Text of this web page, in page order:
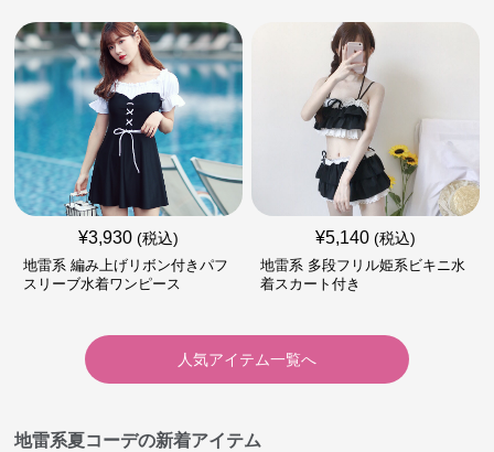
¥3,930 (税込)
地雷系 編み上げリボン付きパフ
スリーブ水着ワンピース
¥5,140 (税込)
地雷系 多段フリル姫系ビキニ水
着スカート付き
人気アイテム一覧へ
地雷系夏コーデの新着アイテム